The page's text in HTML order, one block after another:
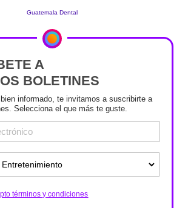
A
BOLETINES
informado, te invitamos a suscribirte a
Selecciona el que más te guste.
términos y condiciones